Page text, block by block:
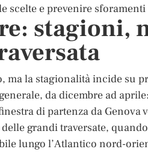
scelte e prevenire
stagioni,
ma la stagionalità incide su
da dicembre ad
di partenza da Genova
grandi traversate,
lungo l’Atlantico nord-